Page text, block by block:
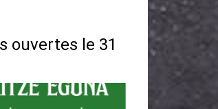
ouvertes le 31